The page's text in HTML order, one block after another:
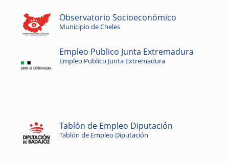
Observatorio Socioeconómico
Municipio de Cheles
Empleo Publico Junta Extremadura
Empleo Publico Junta Extremadura
Tablón de Empleo Diputación
Tablón de Empleo Diputación